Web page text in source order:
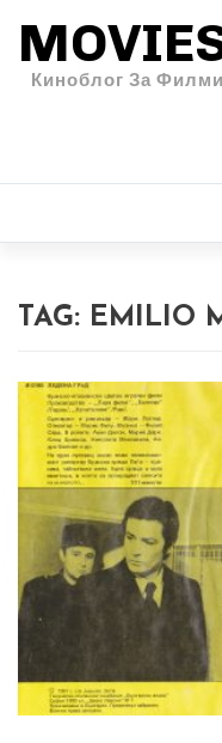
Киноблог За
TAG: EMILIO